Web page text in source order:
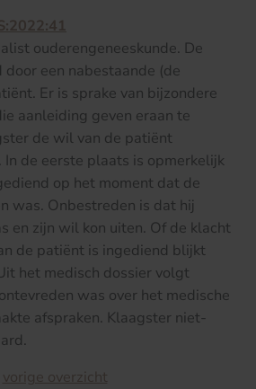
ouderengeneeskunde. De
een nabestaande (de
Er is sprake van bijzondere
aanleiding geven eraan te
de wil van de patiënt
de eerste plaats is opmerkelijk
op het moment dat de
was. Onbestreden is dat hij
en zijn wil kon uiten. Of de klacht
de patiënt is ingediend blijkt
het medisch dossier volgt
was over het medische
afspraken. Klaagster niet-
vorige overzicht